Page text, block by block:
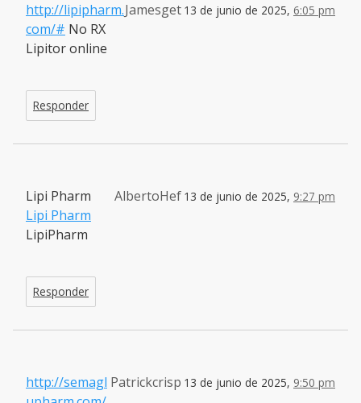
Jamesget 13 de junio de 2025, 6:05 pm
http://lipipharm.
com/# No RX
Lipitor online
Responder
AlbertoHef 13 de junio de 2025, 9:27 pm
Lipi Pharm
Lipi Pharm
LipiPharm
Responder
Patrickcrisp 13 de junio de 2025, 9:50 pm
http://semagl